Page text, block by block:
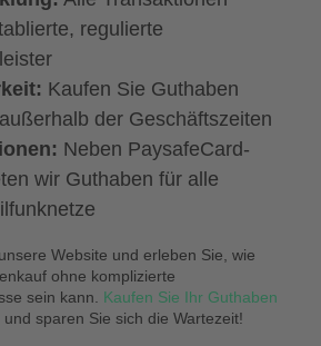
regulierte
Kaufen Sie Guthaben
der Geschäftszeiten
Neben PaysafeCard-
wir Guthaben für alle
Website und erleben Sie, wie
ohne komplizierte
sein kann. Kaufen Sie Ihr Guthaben
und sparen Sie sich die Wartezeit!